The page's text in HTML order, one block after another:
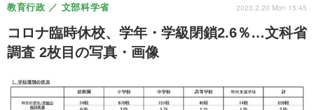
コロナ臨時休校、学年・学級閉鎖2.6％…文科省
調査 2枚目の写真・画像
教育行政 文部科学省 2023.2.20 Mon 15:45